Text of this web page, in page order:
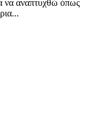
να αναπτυχθώ όπως